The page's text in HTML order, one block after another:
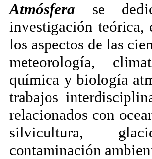
Atmósfera se
investigación teórica,
los aspectos de las
meteorología,
química y biología
trabajos
relacionados con
silvicultura,
contaminación